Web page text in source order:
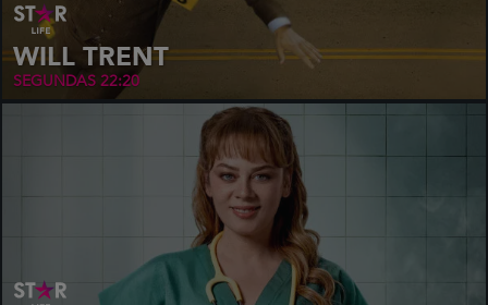
WILL TRENT
SEGUNDAS 22:20